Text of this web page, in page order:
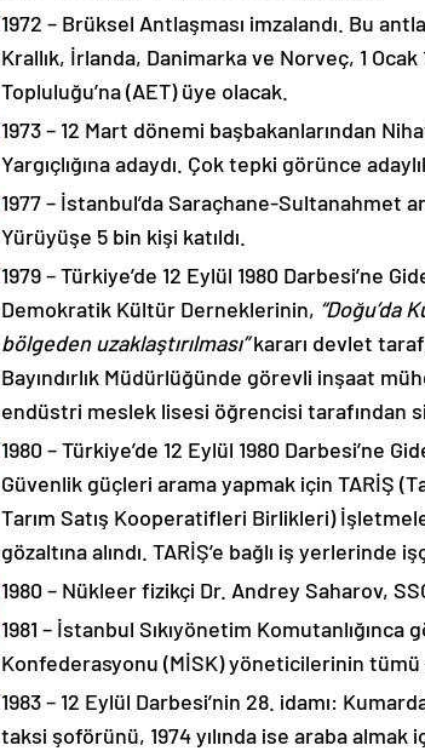
1972 – Brüksel Antlaşması imzalandı. Bu
Krallık, İrlanda, Danimarka ve Norveç, 1
Topluluğu’na (AET) üye olacak.
1973 – 12 Mart dönemi başbakanlarından
Yargıçlığına adaydı. Çok tepki görünce
1977 – İstanbul’da Saraçhane-Sultanahmet
Yürüyüşe 5 bin kişi katıldı.
1979 – Türkiye’de 12 Eylül 1980 Darbesi’ne
Demokratik Kültür Derneklerinin, “Doğu’da
bölgeden uzaklaştırılması”kararı devlet
Bayındırlık Müdürlüğünde görevli inşaat
endüstri meslek lisesi öğrencisi tarafından
1980 – Türkiye’de 12 Eylül 1980 Darbesi’ne
Güvenlik güçleri arama yapmak için TARİŞ
Tarım Satış Kooperatifleri Birlikleri)
gözaltına alındı. TARİŞ’e bağlı iş yerlerinde
1980 – Nükleer fizikçi Dr. Andrey Saharov,
1981 – İstanbul Sıkıyönetim Komutanlığınca
Konfederasyonu (MİSK) yöneticilerinin tümü
1983 – 12 Eylül Darbesi’nin 28. idamı:
taksi şoförünü, 1974 yılında ise araba